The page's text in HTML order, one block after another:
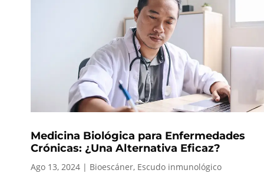
Medicina Biológica para Enfermedades
Crónicas: ¿Una Alternativa Eficaz?
Ago 13, 2024 | Bioescáner, Escudo inmunológico